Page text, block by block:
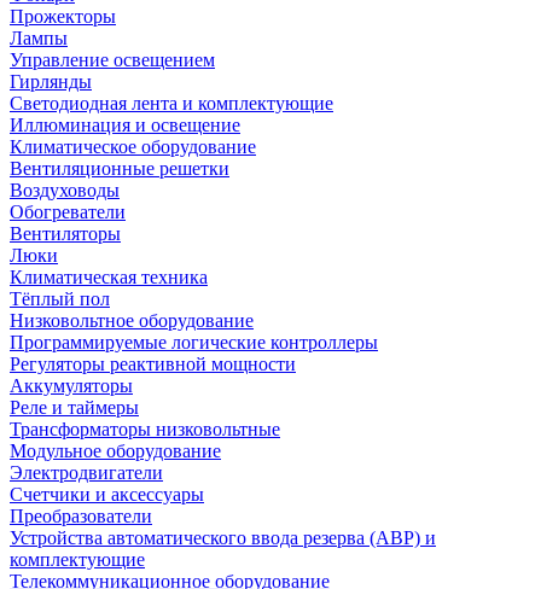
Прожекторы
Лампы
Управление освещением
Гирлянды
Светодиодная лента и комплектующие
Иллюминация и освещение
Климатическое оборудование
Вентиляционные решетки
Воздуховоды
Обогреватели
Вентиляторы
Люки
Климатическая техника
Тёплый пол
Низковольтное оборудование
Программируемые логические контроллеры
Регуляторы реактивной мощности
Аккумуляторы
Реле и таймеры
Трансформаторы низковольтные
Модульное оборудование
Электродвигатели
Счетчики и аксессуары
Преобразователи
Устройства автоматического ввода резерва (АВР) и
комплектующие
Телекоммуникационное оборудование